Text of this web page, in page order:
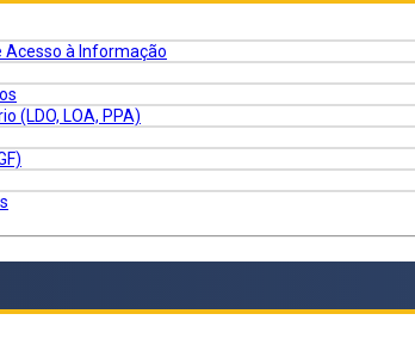
Acesso à Informação
(LDO, LOA, PPA)